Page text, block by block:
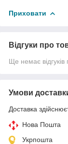
Приховати
Відгуки про
Ще немає
Умови
Доставка
Нова Пошта
Укрпошта